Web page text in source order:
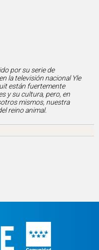
por su serie de
la televisión nacional Yle
están fuertemente
y su cultura, pero, en
mismos, nuestra
reino animal.